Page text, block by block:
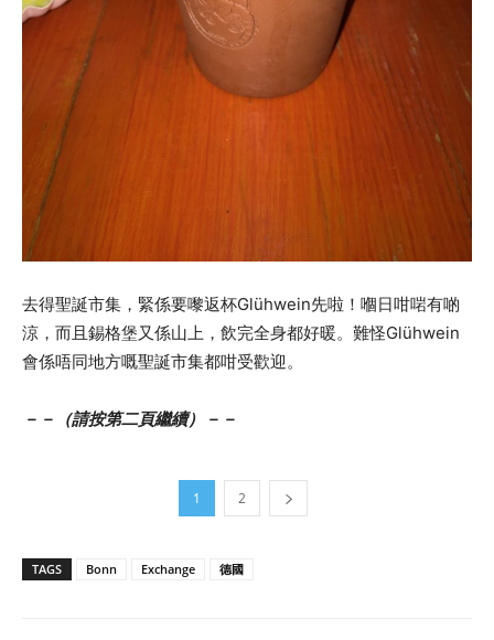
去得聖誕市集，緊係要嚟返杯Glühwein先啦！嗰日咁啱有啲
涼，而且錫格堡又係山上，飲完全身都好暖。難怪Glühwein
會係唔同地方嘅聖誕市集都咁受歡迎。
－－（請按第二頁繼續）－－
1 2
TAGS Bonn Exchange 德國